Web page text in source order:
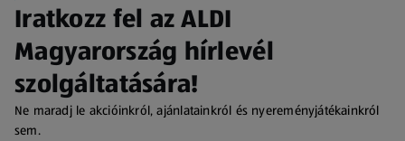
Iratkozz fel az ALDI
Magyarország hírlevél
szolgáltatására!
Ne maradj le akcióinkról, ajánlatainkról és nyereményjátékainkról
sem.